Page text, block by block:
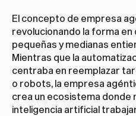
El concepto de empresa
revolucionando la forma en
pequeñas y medianas
Mientras que la
centraba en reemplazar
o robots, la empresa
crea un ecosistema donde
inteligencia artificial